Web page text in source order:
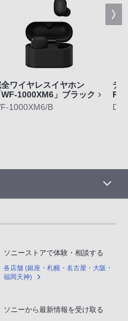
全ワイヤレスイヤホン
WF-1000XM6」ブラック
1000XM6/B
デ
ソニーストアで体験・相談する
各店舗 (銀座・札幌・名古屋・大阪・
福岡天神)
ソニーから最新情報を受け取る